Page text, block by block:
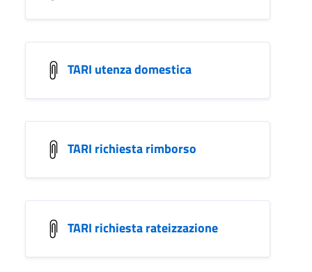
TARI utenza domestica
TARI richiesta rimborso
TARI richiesta rateizzazione